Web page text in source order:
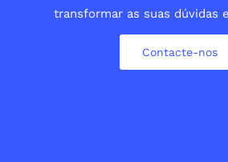
transformar as suas dúvidas
Contacte-nos